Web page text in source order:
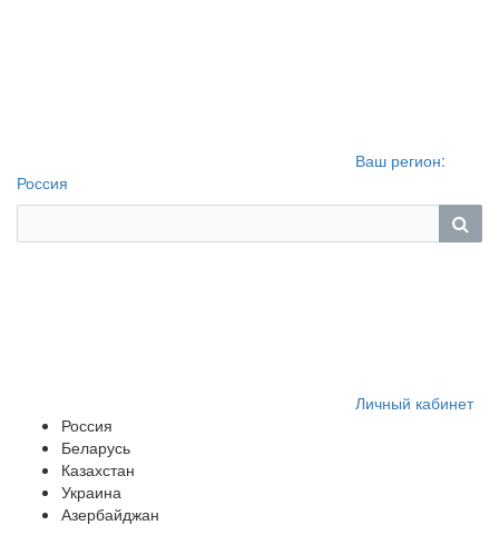
Ваш регион:
Россия
Личный кабинет
Россия
Беларусь
Казахстан
Украина
Азербайджан